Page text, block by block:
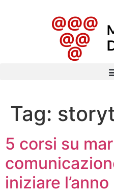
Tag:
5 corsi su
iniziare l’anno